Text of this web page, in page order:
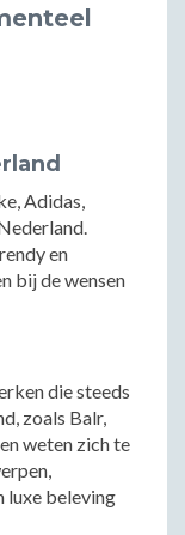
Adidas,
en
bij de wensen
die steeds
zoals Balr,
weten zich te
luxe beleving